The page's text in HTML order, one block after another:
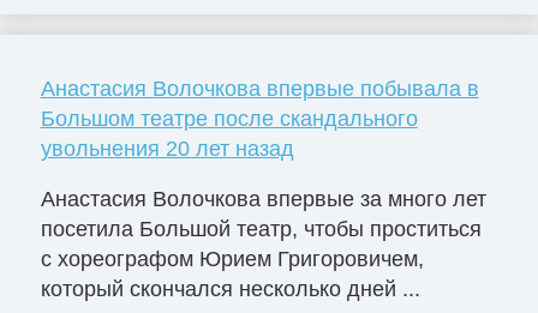
Анастасия Волочкова впервые побывала в
Большом театре после скандального
увольнения 20 лет назад
Анастасия Волочкова впервые за много лет
посетила Большой театр, чтобы проститься
с хореографом Юрием Григоровичем,
который скончался несколько дней ...